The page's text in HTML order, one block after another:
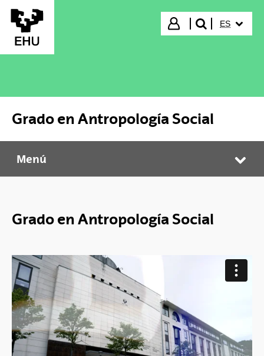
Saltar al contenido principal
Iniciar sesión
buscar"
ES
Grado en Antropología Social
Grado en Antropología Social
Menú
Grado en Antropología Social